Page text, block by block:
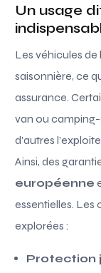
Un usage
Les véhicules de
saisonnière, ce
assurance.
van ou
d’autres
Ainsi, des
européenne
essentielles. Les
explorées :
Protection